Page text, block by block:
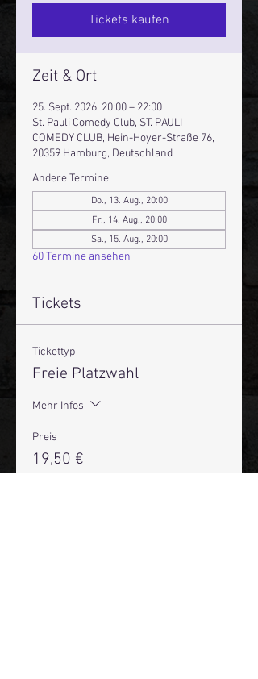
Tickets kaufen
Zeit & Ort
25. Sept. 2026, 20:00 – 22:00
St. Pauli Comedy Club, ST. PAULI
COMEDY CLUB, Hein-Hoyer-Straße 76,
20359 Hamburg, Deutschland
Andere Termine
Do., 13. Aug., 20:00
Fr., 14. Aug., 20:00
Sa., 15. Aug., 20:00
60 Termine ansehen
Tickets
Tickettyp
Freie Platzwahl
Mehr Infos
Preis
19,50 €